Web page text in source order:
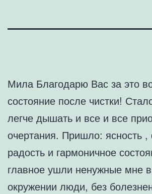
Мила Благодарю Вас за это
состояние после чистки!
легче дышать и все и все
очертания. Пришло: ясность ,
радость и гармоничное
главное ушли ненужные мне
окружении люди, без